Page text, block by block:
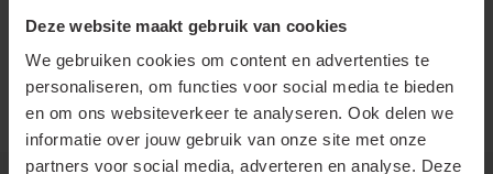
Deze website maakt gebruik van cookies
We gebruiken cookies om content en advertenties te
personaliseren, om functies voor social media te bieden
en om ons websiteverkeer te analyseren. Ook delen we
informatie over jouw gebruik van onze site met onze
partners voor social media, adverteren en analyse. Deze
Mediumtemperatuur
(continu)
-25 - 100 °C
Producttype Ongeïsoleerd